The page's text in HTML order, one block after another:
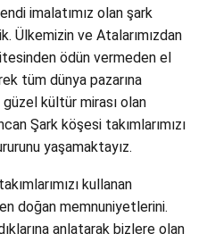
imalatımız olan şark
Ülkemizin ve Atalarımızdan
ödün vermeden el
tüm dünya pazarına
kültür mirası olan
Şark köşesi takımlarımızı
yaşamaktayız.
kullanan
doğan memnuniyetlerini.
anlatarak bizlere olan